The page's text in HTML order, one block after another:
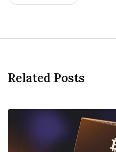
Related Posts